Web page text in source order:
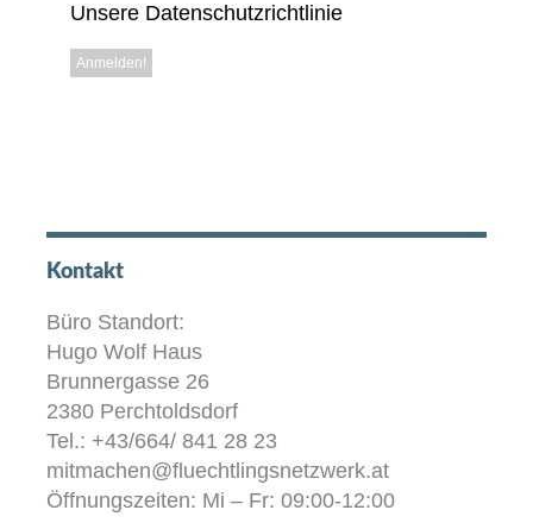
Unsere Datenschutzrichtlinie
Kontakt
Büro Standort:
Hugo Wolf Haus
Brunnergasse 26
2380 Perchtoldsdorf
Tel.: +43/664/ 841 28 23
mitmachen@fluechtlingsnetzwerk.at
Öffnungszeiten: Mi – Fr: 09:00-12:00